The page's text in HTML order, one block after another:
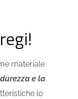
materiale
e la
lo